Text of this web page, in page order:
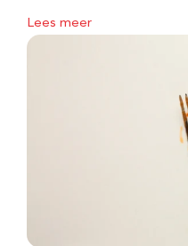
Lees meer